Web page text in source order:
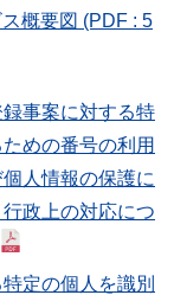
概要図 (PDF : 5
事案に対する特
めの番号の利用
人情報の保護に
政上の対応につ
定の個人を識別